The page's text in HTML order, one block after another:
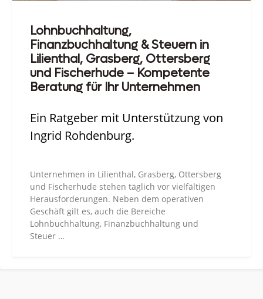
Lohnbuchhaltung,
Finanzbuchhaltung & Steuern in
Lilienthal, Grasberg, Ottersberg
und Fischerhude – Kompetente
Beratung für Ihr Unternehmen
Ein Ratgeber mit Unterstützung von
Ingrid Rohdenburg.
Unternehmen in Lilienthal, Grasberg, Ottersberg
und Fischerhude stehen täglich vor vielfältigen
Herausforderungen. Neben dem operativen
Geschäft gilt es, auch die Bereiche
Lohnbuchhaltung, Finanzbuchhaltung und
Steuer …